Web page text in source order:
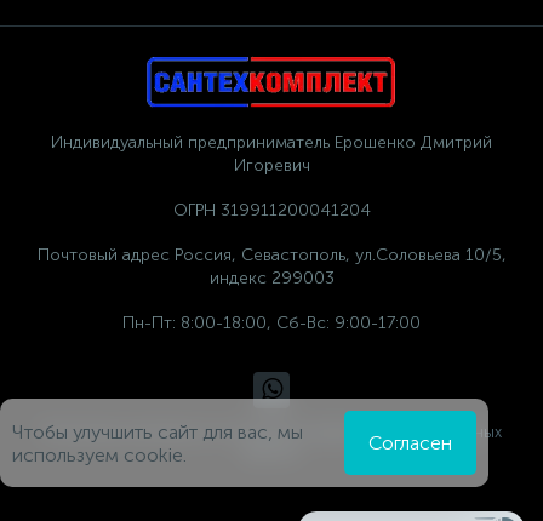
Индивидуальный предприниматель Ерошенко Дмитрий
Игоревич
ОГРН 319911200041204
Почтовый адрес Россия, Севастополь, ул.Соловьева 10/5,
индекс 299003
Пн-Пт: 8:00-18:00, Сб-Вс: 9:00-17:00
Политика компании в отношении обработки персональных
Чтобы улучшить сайт для вас, мы
используем cookie.
Согласен